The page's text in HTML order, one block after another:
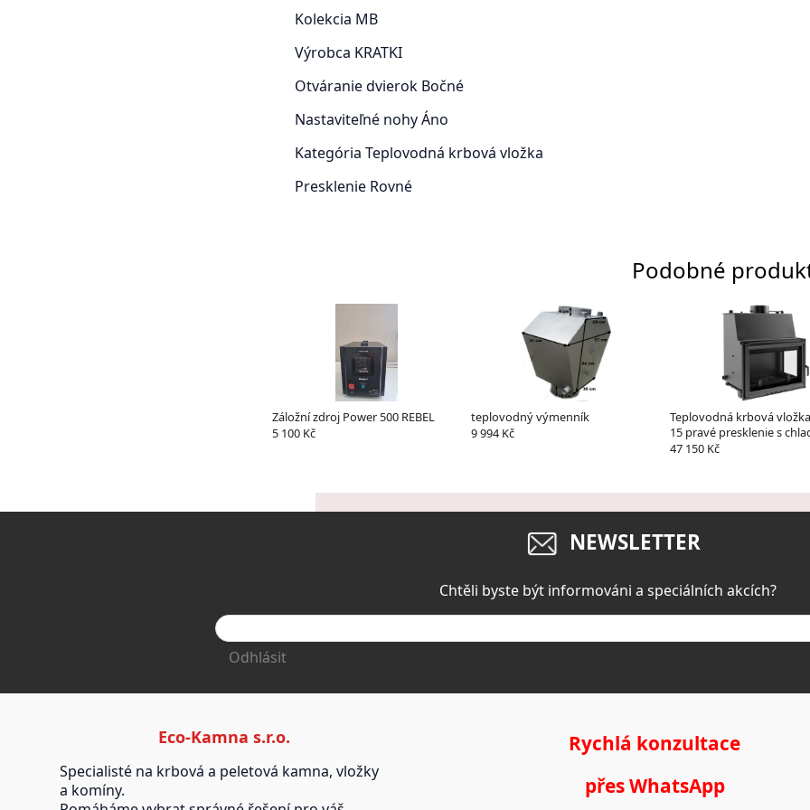
Kolekcia MB
Výrobca KRATKI
Otváranie dvierok Bočné
Nastaviteľné nohyÁno
Kategória Teplovodná krbová vložka
Presklenie Rovné
Podobné
Záložní zdroj Power 500 REBEL
5 100 Kč
teplovodný výmenník
9 994 Kč
Teplovodná krbová
15 pravé presklenie s
špirálou
47 150 Kč
NEWSLETTER
Chtěli byste být informováni a speciálních akcích?
Odhlásit
Eco-Kamna s.r.o.
Specialisté na krbová a peletová kamna, vložky
a komíny.
Rychlá konzultace
přes WhatsApp